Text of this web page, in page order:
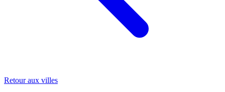
Retour aux villes